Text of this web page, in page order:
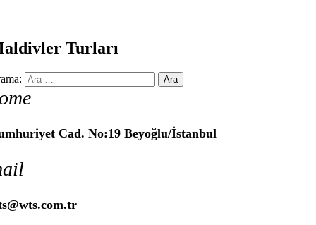
Turları
Cad. No:19 Beyoğlu/İstanbul